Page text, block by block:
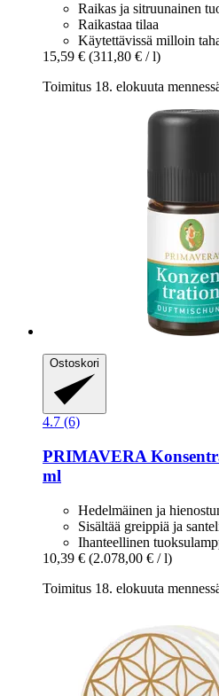
Raikas ja sitruunainen
Raikastaa tilaa
Käytettävissä milloin
15,59 € (311,80 € / l)
Toimitus 18. elokuuta
Ostoskori
4.7 (6)
PRIMAVERA
ml
Hedelmäinen ja
Sisältää greippiä ja
Ihanteellinen
10,39 € (2.078,00 € / l)
Toimitus 18. elokuuta